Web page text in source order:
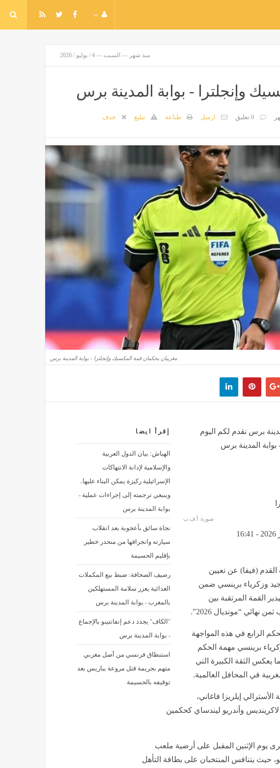
منذ شهر — السبت — 4 / يوليو / 2026
وإنجلترا - بوابة المدينة برس
0 تعليق ارسل طباعة تبليغ حذف
مغربيان يحكمان قمة المكسيك وإنجلترا - بوابة المدينة برس
إقرأ ايضا
الهباش: بيان الدول العربية
والإسلامية لإدانة الانتهاكات
الإسرائيلية ركيزة يمكن البناء عليها..
وينبغي ترجمته إلى إجراءات عملية -
بوابة المدينة برس
نجاة سائق بأعجوبة بعد انقلاب
سيارته وانجرافها من منحدر خطير
بإقليم الحسيمة
رصيف الصحافة: ضبط بيع المكملات
الغذائية يعزز سلامة المستهلكين
بالمغرب - بوابة المدينة برس
"الكاف" يجدد دعم إنفانتينو بالإجماع
- بوابة المدينة برس
استنطاق فرنسي من أصل مغربي
متهم بجريمة قتل مروعة بباريس بعد
توقيفه بالحسيمة
برس نقدم لكم اليوم
المدينة برس
صورة: أ.ف.ب
(فيفا) عن تعيين
جيد وزكرياء برينسي ضمن
القمة المرتقبة بين
نهائي “مونديال 2026”.
الرابع في هذه المواجهة
برينسي مهمة الحكم
يعكس الثقة الكبيرة التي
في المحافل العالمية.
إيلريزا فاغاني،
وأندريو ليندساي كحكمين
يوم الإثنين المقبل على أرضية ملعب
حيث يتنافس المنتخبان على بطاقة التأهل